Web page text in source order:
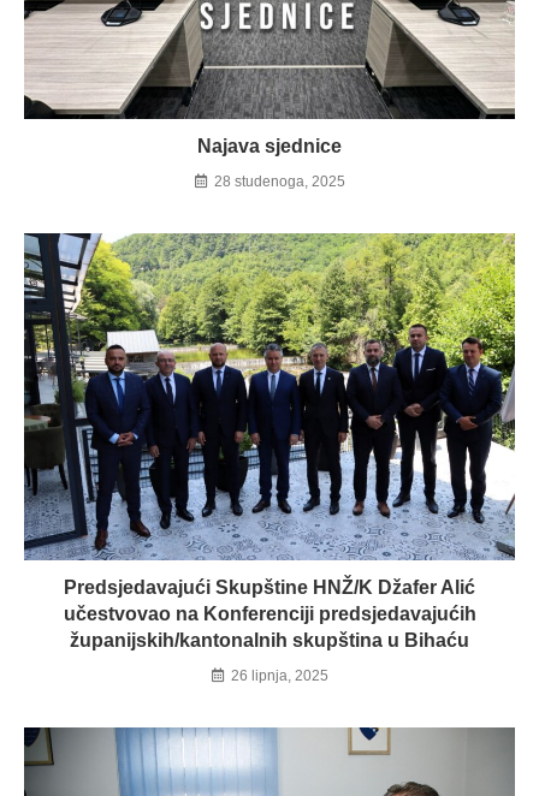
Najava sjednice
28 studenoga, 2025
Predsjedavajući Skupštine HNŽ/K Džafer Alić
učestvovao na Konferenciji predsjedavajućih
županijskih/kantonalnih skupština u Bihaću
26 lipnja, 2025